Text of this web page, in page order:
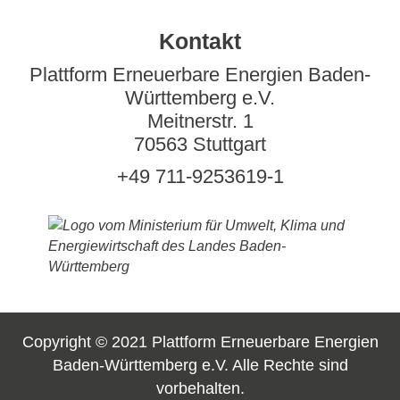
Kontakt
Plattform Erneuerbare Energien Baden-
Württemberg e.V.
Meitnerstr. 1
70563 Stuttgart
+49 711-9253619-1
Copyright © 2021 Plattform Erneuerbare Energien
Baden-Württemberg e.V. Alle Rechte sind
vorbehalten.